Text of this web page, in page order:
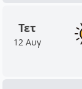
Τετ
12 Αυγ